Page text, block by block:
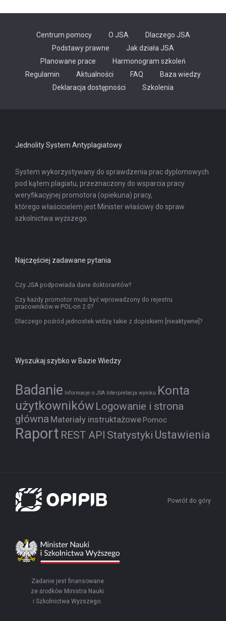
Centrum pomocy O JSA
Dlaczego JSA
Podstawy prawne
Jak działa JSA
Planowane prace
Harmonogram szkoleń
Regulamin
Aktualności FAQ
Baza wiedzy
Deklaracja dostępności
Szkolenia
Jednolity System Antyplagiatowy
System wykorzystywany do sprawdzenia prac dyplomowych
pod kątem plagiatu, przeznaczony do wsparcia pracy
weryfikacyjnej promotora (opiekuna) pracy,
którego właścicielem jest Minister właściwy do spraw
szkolnictwa wyższego.
Najczęściej zadawane pytania
Czy JSA podpowiada dane doktorantów?
Czy każdy promotor musi być wprowadzony do rejestru
pracowników w POL-on 2.0?
Dlaczego pośród jednostek widzę takie z dopiskiem [nieaktywne]?
Wyszukaj szybko w Bazie Wiedzy
Badanie Informacje o JSA Interpretacja wyniku Konta
użytkowników Logowanie i strona
główna Materiały instruktażowe Pomoc
Raport REST API Statystyki Ustawienia
Zadanie jest finansowane
ze środków Ministra Nauki
i Szkolnictwa Wyższego.
Powrót do góry